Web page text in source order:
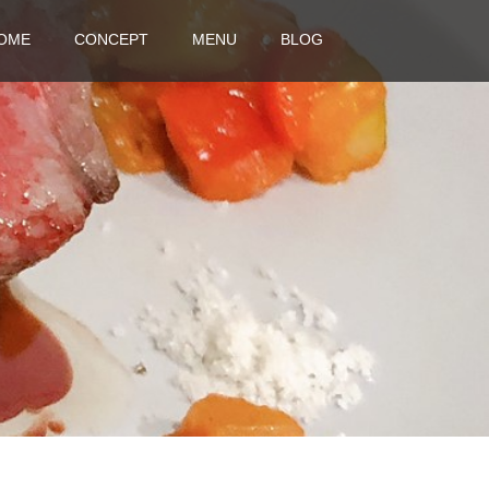
CONCEPT MENU BLOG